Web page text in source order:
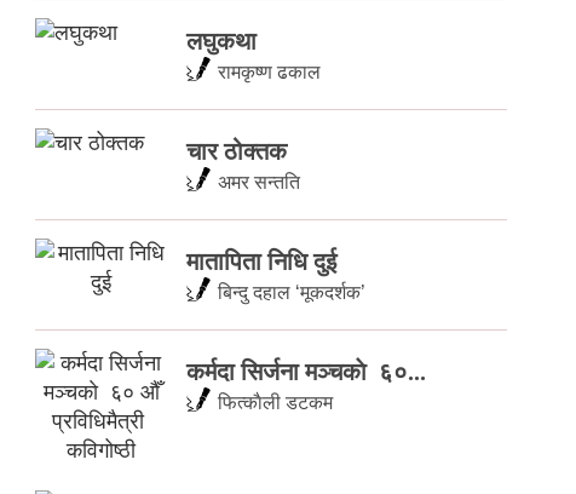
लघुकथा
रामकृष्ण ढकाल
चार ठोक्तक
अमर सन्तति
मातापिता निधि दुई
बिन्दु दहाल ‘मूकदर्शक’
कर्मदा सिर्जना मञ्चकाे ६०...
फित्काैली डटकम